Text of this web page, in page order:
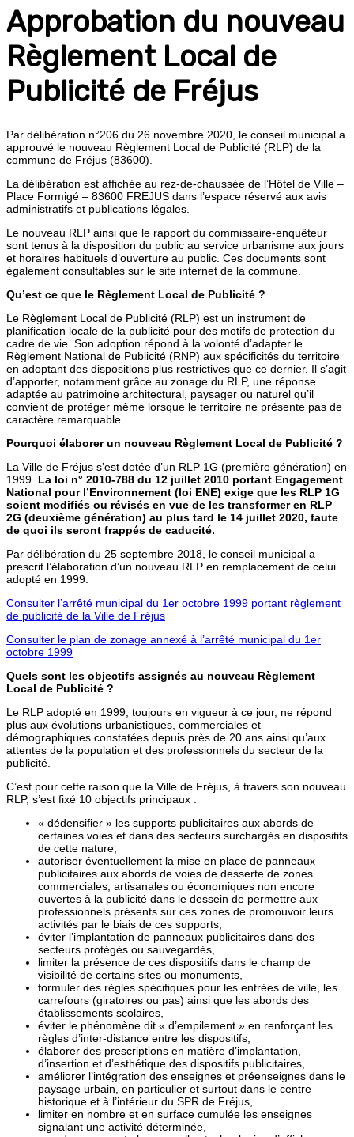
Approbation du nouveau
Règlement Local de
Publicité de Fréjus
Par délibération n°206 du 26 novembre 2020, le conseil municipal a
approuvé le nouveau Règlement Local de Publicité (RLP) de la
commune de Fréjus (83600).
La délibération est affichée au rez-de-chaussée de l’Hôtel de Ville –
Place Formigé – 83600 FREJUS dans l’espace réservé aux avis
administratifs et publications légales.
Le nouveau RLP ainsi que le rapport du commissaire-enquêteur
sont tenus à la disposition du public au service urbanisme aux jours
et horaires habituels d’ouverture au public. Ces documents sont
également consultables sur le site internet de la commune.
Qu’est ce que le Règlement Local de Publicité ?
Le Règlement Local de Publicité (RLP) est un instrument de
planification locale de la publicité pour des motifs de protection du
cadre de vie. Son adoption répond à la volonté d’adapter le
Règlement National de Publicité (RNP) aux spécificités du territoire
en adoptant des dispositions plus restrictives que ce dernier. Il s’agit
d’apporter, notamment grâce au zonage du RLP, une réponse
adaptée au patrimoine architectural, paysager ou naturel qu’il
convient de protéger même lorsque le territoire ne présente pas de
caractère remarquable.
Pourquoi élaborer un nouveau Règlement Local de Publicité ?
La Ville de Fréjus s’est dotée d’un RLP 1G (première génération) en
1999. La loi n° 2010-788 du 12 juillet 2010 portant Engagement
National pour l’Environnement (loi ENE) exige que les RLP 1G
soient modifiés ou révisés en vue de les transformer en RLP
2G (deuxième génération) au plus tard le 14 juillet 2020, faute
de quoi ils seront frappés de caducité.
Par délibération du 25 septembre 2018, le conseil municipal a
prescrit l’élaboration d’un nouveau RLP en remplacement de celui
adopté en 1999.
Consulter l’arrêté municipal du 1er octobre 1999 portant règlement
de publicité de la Ville de Fréjus
Consulter le plan de zonage annexé à l’arrêté municipal du 1er
octobre 1999
Quels sont les objectifs assignés au nouveau Règlement
Local de Publicité ?
Le RLP adopté en 1999, toujours en vigueur à ce jour, ne répond
plus aux évolutions urbanistiques, commerciales et
démographiques constatées depuis près de 20 ans ainsi qu’aux
attentes de la population et des professionnels du secteur de la
publicité.
C’est pour cette raison que la Ville de Fréjus, à travers son nouveau
RLP, s’est fixé 10 objectifs principaux :
« dédensifier » les supports publicitaires aux abords de
certaines voies et dans des secteurs surchargés en dispositifs
de cette nature,
autoriser éventuellement la mise en place de panneaux
publicitaires aux abords de voies de desserte de zones
commerciales, artisanales ou économiques non encore
ouvertes à la publicité dans le dessein de permettre aux
professionnels présents sur ces zones de promouvoir leurs
activités par le biais de ces supports,
éviter l’implantation de panneaux publicitaires dans des
secteurs protégés ou sauvegardés,
limiter la présence de ces dispositifs dans le champ de
visibilité de certains sites ou monuments,
formuler des règles spécifiques pour les entrées de ville, les
carrefours (giratoires ou pas) ainsi que les abords des
établissements scolaires,
éviter le phénomène dit « d’empilement » en renforçant les
règles d’inter-distance entre les dispositifs,
élaborer des prescriptions en matière d’implantation,
d’insertion et d’esthétique des dispositifs publicitaires,
améliorer l’intégration des enseignes et préenseignes dans le
paysage urbain, en particulier et surtout dans le centre
historique et à l’intérieur du SPR de Fréjus,
limiter en nombre et en surface cumulée les enseignes
signalant une activité déterminée,